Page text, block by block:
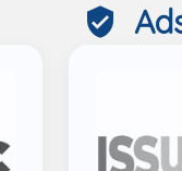
verified_user